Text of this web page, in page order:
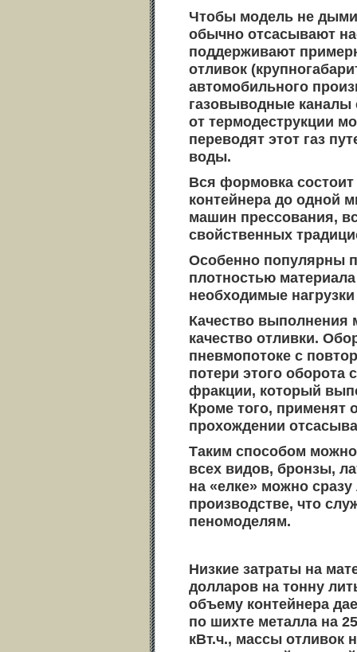
Чтобы модель не
обычно отсасывают
поддерживают
отливок
автомобильного
газовыводные каналы
от термодеструкции
переводят этот газ
воды.
Вся формовка состоит
контейнера до одной
машин прессования,
свойственных
Особенно популярны
плотностью
необходимые
Качество выполнения
качество отливки.
пневмопотоке с
потери этого оборота
фракции, который
Кроме того, применят
прохождении
Таким способом можно
всех видов, бронзы,
на «елке» можно
производстве, что
пеномоделям.
Низкие затраты на
долларов на тонну
объему контейнера
по шихте металла на
кВт.ч., массы отливок